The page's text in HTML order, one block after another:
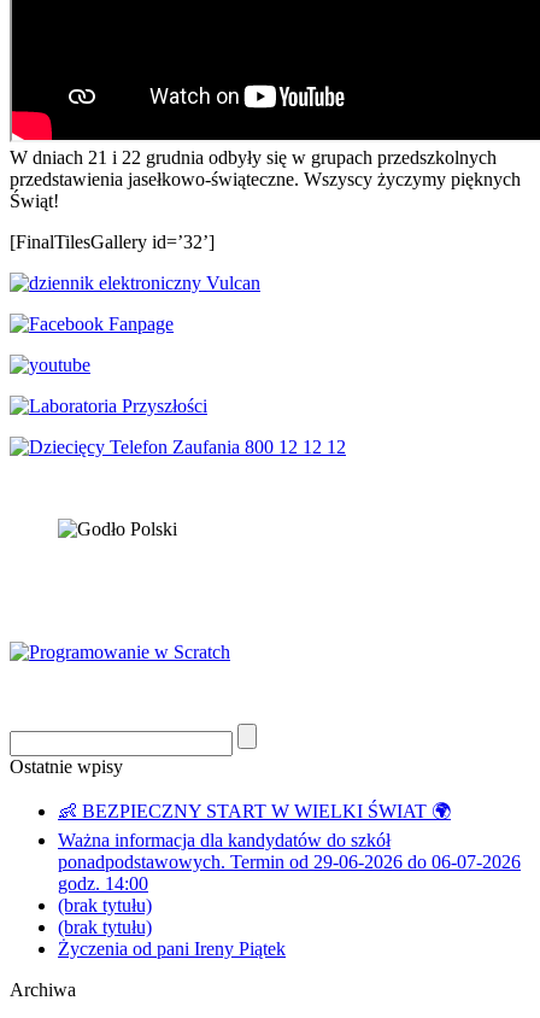
W dniach 21 i 22 grudnia odbyły się w grupach przedszkolnych
przedstawienia jasełkowo-świąteczne. Wszyscy życzymy pięknych
Świąt!
[FinalTilesGallery id=’32’]
Ostatnie wpisy
👶 BEZPIECZNY START W WIELKI ŚWIAT 🌍
Ważna informacja dla kandydatów do szkół
ponadpodstawowych. Termin od 29-06-2026 do 06-07-2026
godz. 14:00
(brak tytułu)
(brak tytułu)
Życzenia od pani Ireny Piątek
Archiwa